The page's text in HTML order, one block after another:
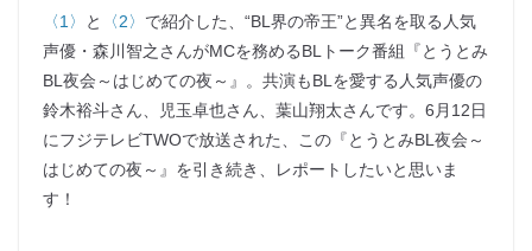
〈1〉 と 〈2〉 で紹介した、“BL界の帝王”と異名を取る人気
声優・森川智之さんがMCを務めるBLトーク番組『とうとみ
BL夜会～はじめての夜～』。共演もBLを愛する人気声優の
鈴木裕斗さん、児玉卓也さん、葉山翔太さんです。6月12日
にフジテレビTWOで放送された、この『とうとみBL夜会～
はじめての夜～』を引き続き、レポートしたいと思いま
す！